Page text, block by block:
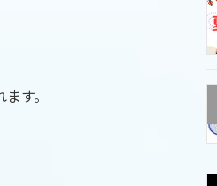
す。